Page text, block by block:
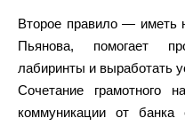
Второе правило — иметь
Пьянова, помогает
лабиринты и выработать
Сочетание грамотного
коммуникации от